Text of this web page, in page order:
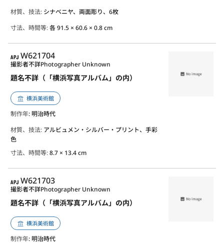
材質、技法: シナベニヤ、両面彫り、6枚
寸法、時間等:各 91.5 × 60.6 × 0.8 cm
APJ
W621704
題名不詳（「横浜写真アルバム」の内）
撮影者不詳Photographer Unknown
横浜美術館
制作年: 明治時代
材質、技法: アルビュメン・シルバー・プリント、手彩
色
寸法、時間等:8.7 × 13.4 cm
APJ
W621703
題名不詳（「横浜写真アルバム」の内）
撮影者不詳Photographer Unknown
横浜美術館
制作年: 明治時代